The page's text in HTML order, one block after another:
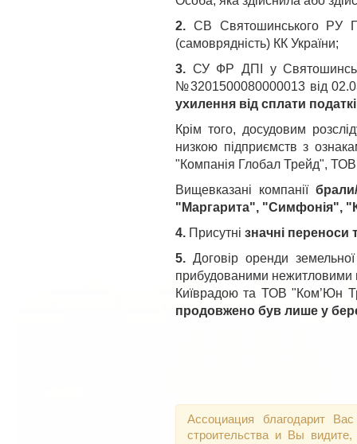
2. СВ Святошинського РУ
(самоврядність) КК України;
3. СУ ФР ДПІ у
№3201500080000013 від
ухилення від сплати
Крім того, досудовим
низкою підприємств з
"Компанія Глобал Трейд",
Вищевказані компанії
"Маргарита", "Симфонія",
4. Присутні значні переноси
5. Договір оренди
прибудованими нежитловими
Київрадою та ТОВ "Ком’Юн
продовжено був лише у
Ассоциация благодарит
строительства и Вы